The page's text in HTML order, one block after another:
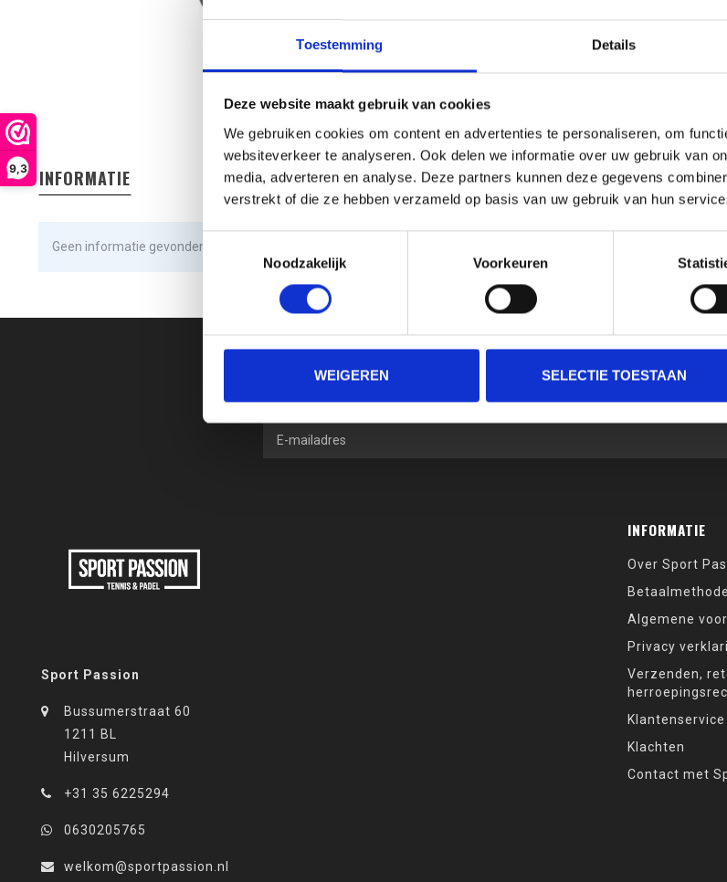
Toestemming Details
Deze website maakt gebruik van cookies
We gebruiken cookies om content en advertenties te personaliseren, om
websiteverkeer te analyseren. Ook delen we informatie over uw gebruik van
media, adverteren en analyse. Deze partners kunnen deze gegevens
verstrekt of die ze hebben verzameld op basis van uw gebruik van hun
Toestemmingsselectie
Noodzakelijk
Voorkeuren
WEIGEREN SELECTIE TOESTAAN
9,3 INFORMATIE
Geen informatie gevonden
SCHRIJF JE IN VOOR ONZE
En ontvang direct 10% korting in onze
Sport Passion
Bussumerstraat 60
1211 BL
Hilversum
+31 35 6225294
0630205765
welkom@sportpassion.nl
INFORMATIE
Over Sport
Algemene
Privacy
Verzenden,
Klantenservice
Klachten
Contact met